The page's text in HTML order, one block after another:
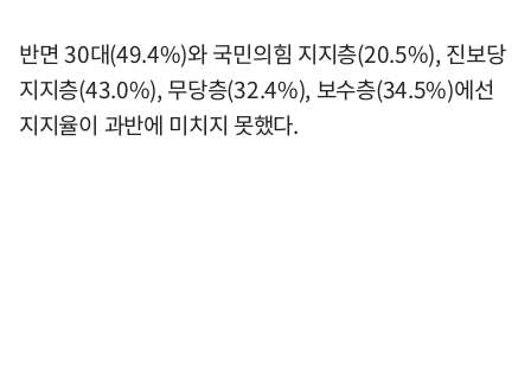
반면 30대(49.4%)와 국민의힘 지지층(20.5%), 진보당
지지층(43.0%), 무당층(32.4%), 보수층(34.5%)에선
지지율이 과반에 미치지 못했다.